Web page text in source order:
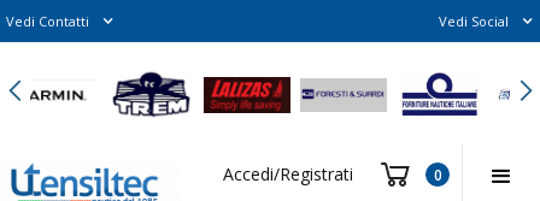
Vedi Contatti Vedi Social
Accedi/Registrati
0